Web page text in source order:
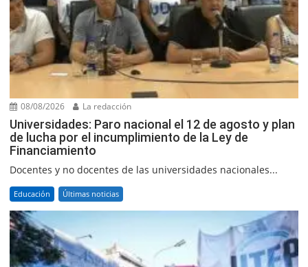
08/08/2026 La redacción
Universidades: Paro nacional el 12 de agosto y plan
de lucha por el incumplimiento de la Ley de
Financiamiento
Docentes y no docentes de las universidades nacionales...
Educación Últimas noticias